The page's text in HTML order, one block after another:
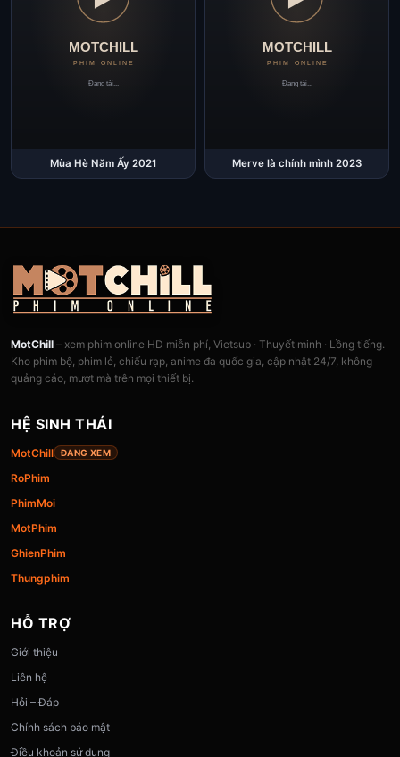
Mùa Hè Năm Ấy 2021 Merve là chính mình 2023
MotChill – xem phim online HD miễn phí, Vietsub · Thuyết minh · Lồng tiếng.
Kho phim bộ, phim lẻ, chiếu rạp, anime đa quốc gia, cập nhật 24/7, không
quảng cáo, mượt mà trên mọi thiết bị.
HỆ SINH THÁI
MotChill ĐANG XEM
RoPhim
PhimMoi
MotPhim
GhienPhim
Thungphim
HỖ TRỢ
Giới thiệu
Liên hệ
Hỏi – Đáp
Chính sách bảo mật
Điều khoản sử dụng